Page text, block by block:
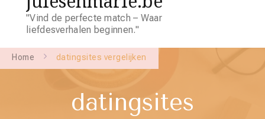
"Vind de perfecte match – Waar
liefdesverhalen beginnen."
Home datingsites vergelijken
datingsites